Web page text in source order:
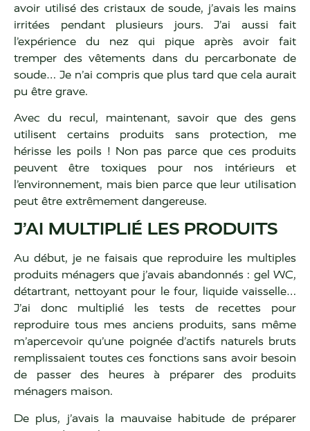
avoir utilisé des cristaux de soude, j’avais les mains
irritées pendant plusieurs jours. J’ai aussi fait
l’expérience du nez qui pique après avoir fait
tremper des vêtements dans du percarbonate de
soude… Je n’ai compris que plus tard que cela aurait
pu être grave.
Avec du recul, maintenant, savoir que des gens
utilisent certains produits sans protection, me
hérisse les poils ! Non pas parce que ces produits
peuvent être toxiques pour nos intérieurs et
l’environnement, mais bien parce que leur utilisation
peut être extrêmement dangereuse.
J’AI MULTIPLIÉ LES PRODUITS
Au début, je ne faisais que reproduire les multiples
produits ménagers que j’avais abandonnés : gel WC,
détartrant, nettoyant pour le four, liquide vaisselle…
J’ai donc multiplié les tests de recettes pour
reproduire tous mes anciens produits, sans même
m’apercevoir qu’une poignée d’actifs naturels bruts
remplissaient toutes ces fonctions sans avoir besoin
de passer des heures à préparer des produits
ménagers maison.
De plus, j’avais la mauvaise habitude de préparer